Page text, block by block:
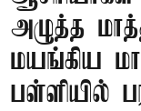
அழுத்த
மயங்கிய
பள்ளியில்